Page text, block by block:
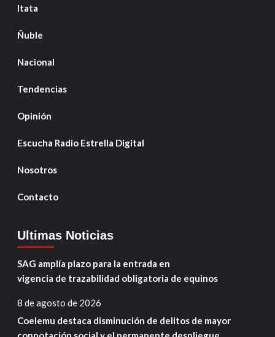
Itata
Ñuble
Nacional
Tendencias
Opinión
Escucha Radio Estrella Digital
Nosotros
Contacto
Ultimas Noticias
SAG amplía plazo para la entrada en
vigencia de trazabilidad obligatoria de equinos
8 de agosto de 2026
Coelemu destaca disminución de delitos de mayor